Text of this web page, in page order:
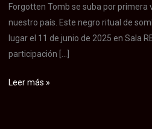
Forgotten Tomb se suba por primera
nuestro país. Este negro ritual de
lugar el 11 de junio de 2025 en Sala
participación […]
Forgotten
Leer más »